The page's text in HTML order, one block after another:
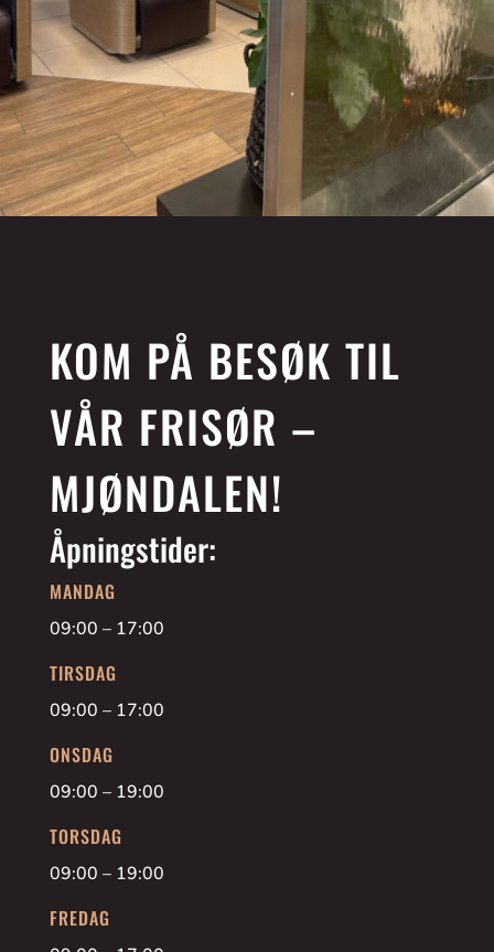
KOM PÅ BESØK TIL
VÅR FRISØR –
MJØNDALEN!
Åpningstider:
MANDAG
09:00 – 17:00
TIRSDAG
09:00 – 17:00
ONSDAG
09:00 – 19:00
TORSDAG
09:00 – 19:00
FREDAG